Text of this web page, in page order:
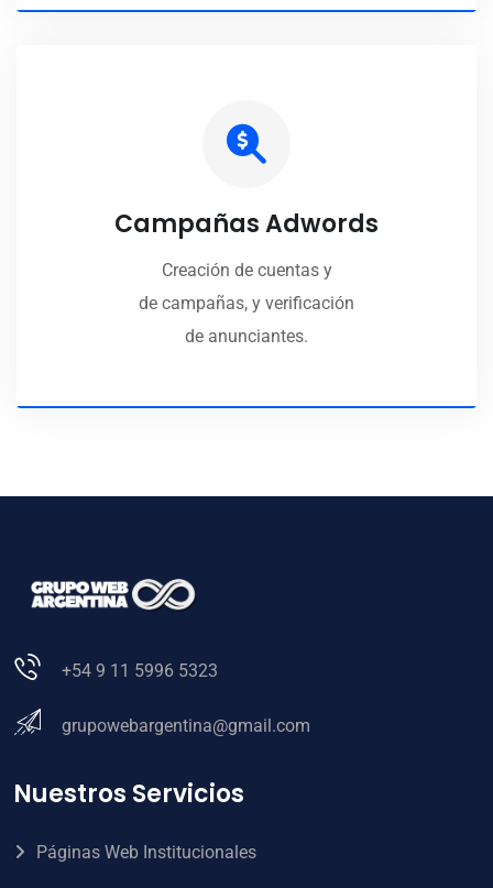
Campañas Adwords
Creación de cuentas y
de campañas, y verificación
de anunciantes.
+54 9 11 5996 5323
grupowebargentina@gmail.com
Nuestros Servicios
Páginas Web Institucionales